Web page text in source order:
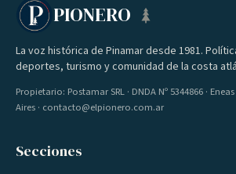
PIONERO
La voz histórica de Pinamar desde 1981.
deportes, turismo y comunidad de la costa
Propietario: Postamar SRL · DNDA Nº 5344866 ·
Aires · contacto@elpionero.com.ar
Secciones